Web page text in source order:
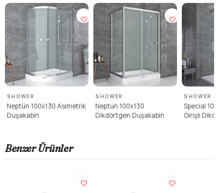
SHOWER
Neptün 100x130 Asimetrik
Duşakabin
SHOWER
Neptün 100x130
Dikdörtgen Duşakabin
SHOWER
Special
Girişli
Benzer Ürünler